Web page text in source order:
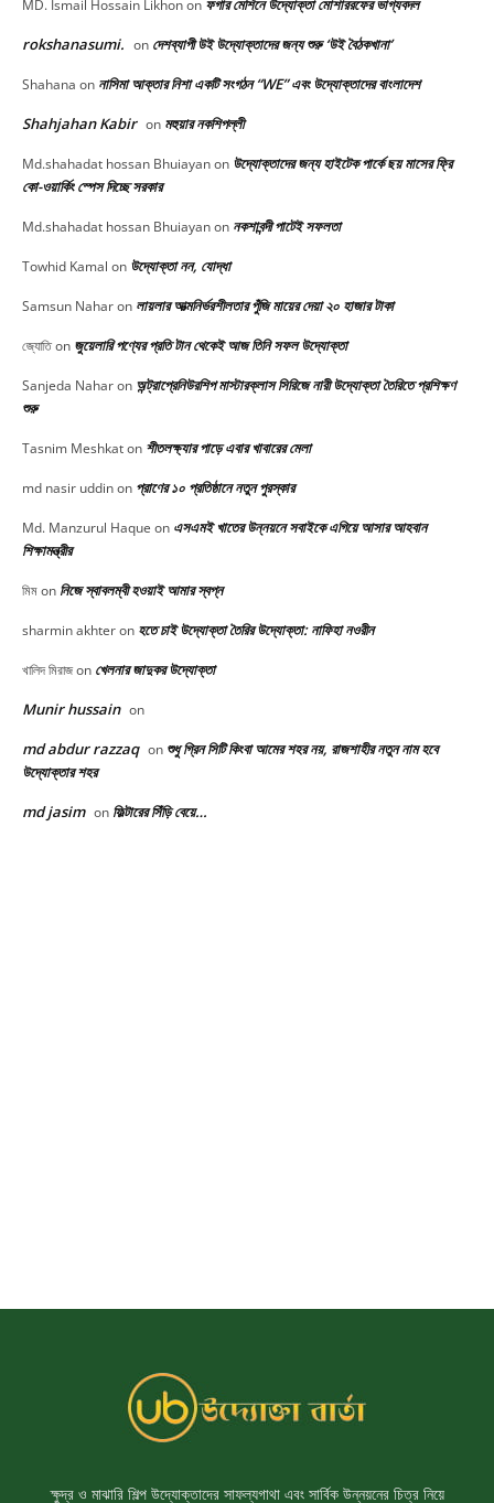
ক্ষুদ্র ও মাঝারি শিল্প উদ্যোক্তাদের সাফল্যগাথা এবং সার্বিক উন্নয়নের চিত্র নিয়ে